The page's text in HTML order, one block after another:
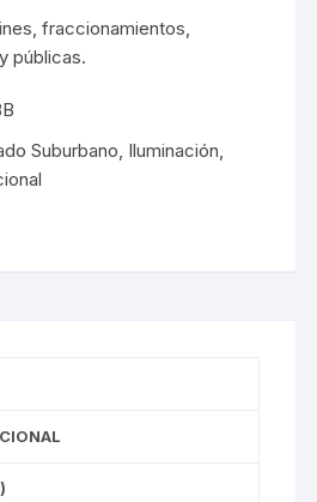
fraccionamientos,
públicas.
Suburbano Iluminación